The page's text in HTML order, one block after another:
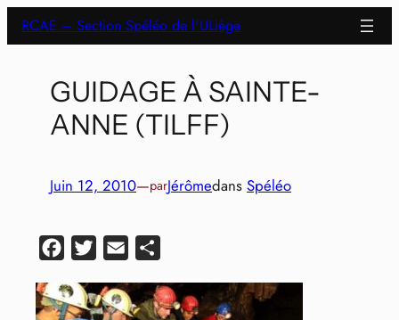
Aller
au
RCAE – Section Spéléo de l'ULiège
GUIDAGE À SAINTE-
ANNE (TILFF)
Juin 12, 2010—parJérômedans Spéléo
Facebook
Twitter Email